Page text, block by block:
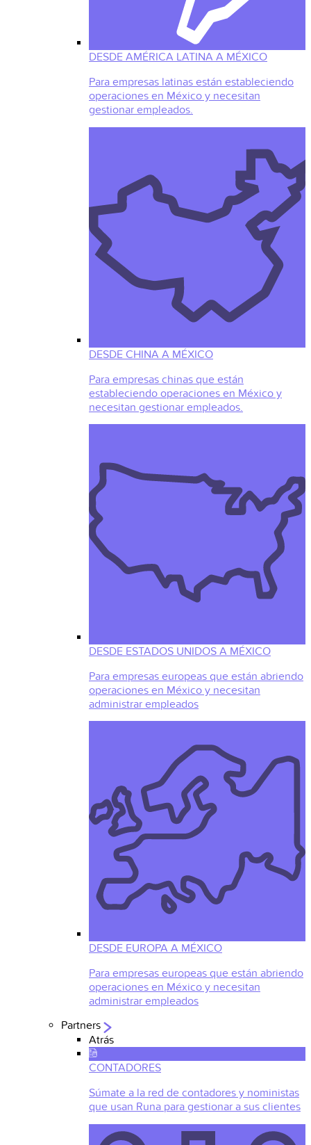
DESDE AMÉRICA LATINA A MÉXICO
Para empresas latinas están estableciendo
operaciones en México y necesitan
gestionar empleados.
DESDE CHINA A MÉXICO
Para empresas chinas que están
estableciendo operaciones en México y
necesitan gestionar empleados.
DESDE ESTADOS UNIDOS A MÉXICO
Para empresas europeas que están abriendo
operaciones en México y necesitan
administrar empleados
DESDE EUROPA A MÉXICO
Para empresas europeas que están abriendo
operaciones en México y necesitan
administrar empleados
Partners
Atrás
CONTADORES
Súmate a la red de contadores y noministas
que usan Runa para gestionar a sus clientes